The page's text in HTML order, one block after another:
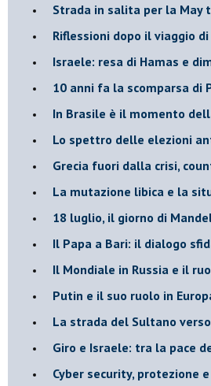
Strada in salita per la May
Riflessioni dopo il viaggio
Israele: resa di Hamas e
10 anni fa la scomparsa di
In Brasile è il momento
Lo spettro delle elezioni
Grecia fuori dalla crisi,
La mutazione libica e la
18 luglio, il giorno di
Il Papa a Bari: il dialogo
Il Mondiale in Russia e il
Putin e il suo ruolo in
La strada del Sultano
Giro e Israele: tra la pace
Cyber security, protezione